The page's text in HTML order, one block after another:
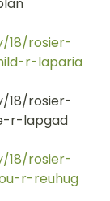
18/rosier-
r-laparia
18/rosier-
r-lapgad
18/rosier-
r-reuhug